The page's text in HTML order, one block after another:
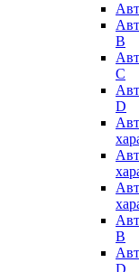
B
C
D
B
D